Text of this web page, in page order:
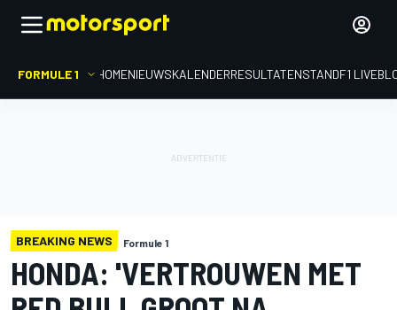
FORMULE 1 HOMENIEUWSKALENDERRESULTATENSTANDF1
BREAKING NEWS Formule 1
HONDA: 'VERTROUWEN MET